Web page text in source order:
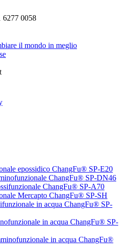
6277 0058
il mondo in meglio
epossidico ChangFu® SP-E20
ChangFu® SP-DN46
ChangFu® SP-A70
Mercapto ChangFu® SP-SH
in acqua ChangFu® SP-
in acqua ChangFu® SP-
in acqua ChangFu®